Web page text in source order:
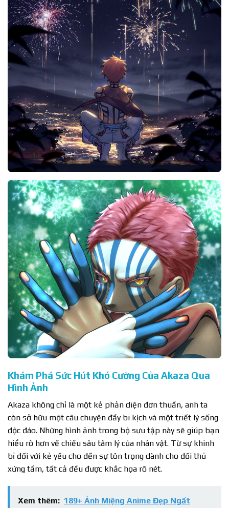
Khám Phá Sức Hút Khó Cưỡng Của Akaza Qua
Hình Ảnh
Akaza không chỉ là một kẻ phản diện đơn thuần, anh ta
còn sở hữu một câu chuyện đầy bi kịch và một triết lý sống
độc đáo. Những hình ảnh trong bộ sưu tập này sẽ giúp bạn
hiểu rõ hơn về chiều sâu tâm lý của nhân vật. Từ sự khinh
bỉ đối với kẻ yếu cho đến sự tôn trọng dành cho đối thủ
xứng tầm, tất cả đều được khắc họa rõ nét.
Xem thêm: 189+ Ảnh Miệng Anime Đẹp Ngất